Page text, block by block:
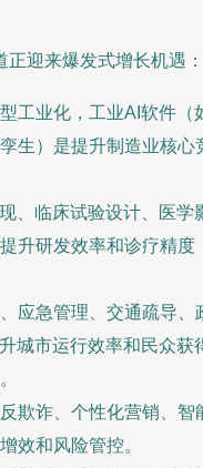
正迎来爆发式增长机遇：
工业化，工业AI软件（
生）是提升制造业核心
、临床试验设计、医学
升研发效率和诊疗精度
应急管理、交通疏导、
城市运行效率和民众获
欺诈、个性化营销、智
效和风险管控。